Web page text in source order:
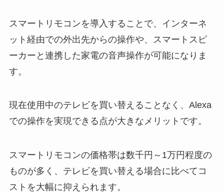
スマートリモコンを導入することで、インターネ
ット経由での外出先からの操作や、スマートスピ
ーカーと連携した家電の音声操作が可能になりま
す。
現在使用中のテレビを買い替えることなく、Alexa
での操作を実現できる点が大きなメリットです。
スマートリモコンの価格帯は数千円～1万円程度の
ものが多く、テレビを買い替える場合に比べてコ
ストを大幅に抑えられます。